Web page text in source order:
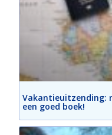
Vakantieuitzending:
een goed boek!